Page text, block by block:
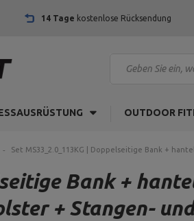
14 Tage kostenlose Rücksendung
OUTDOOR
Set MS33_2.0_113KG | Doppelseitige Bank +
Bank +
+ Stangen-